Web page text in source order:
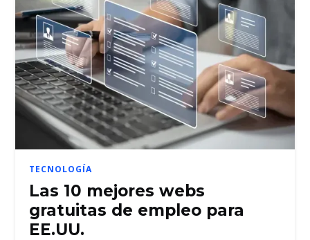
TECNOLOGÍA
Las 10 mejores webs
gratuitas de empleo para
EE.UU.